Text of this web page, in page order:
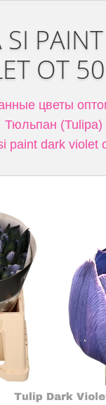
ОТ
цветы
Тюльпан (Tulipa)
paint dark violet